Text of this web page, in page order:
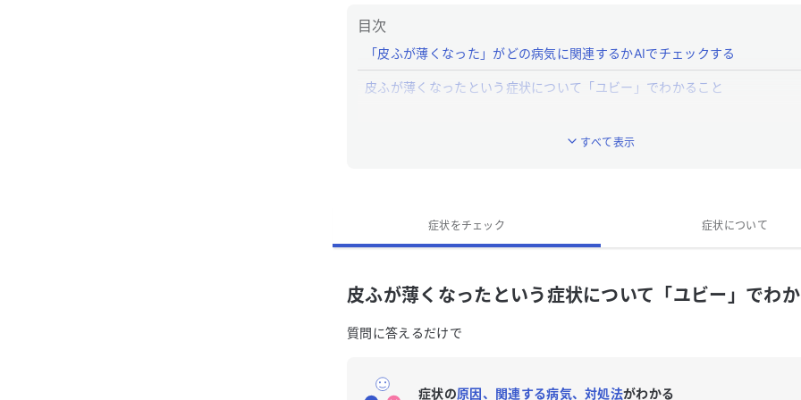
目次
「皮ふが薄くなった」がどの病気に関連するかAIでチェックする
皮ふが薄くなったという症状について「ユビー」でわかること
すべて表示
症状をチェック 症状について
皮ふが薄くなったという症状について「ユビー」でわ
質問に答えるだけで
症状の原因、関連する病気、対処法がわかる